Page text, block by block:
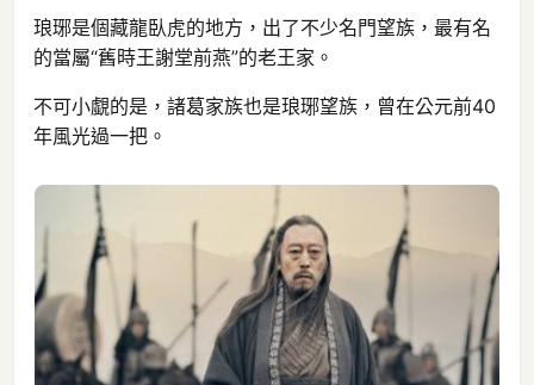
琅琊是個藏龍臥虎的地方，出了不少名門望族，最有名
的當屬“舊時王謝堂前燕”的老王家。
不可小覷的是，諸葛家族也是琅琊望族，曾在公元前40
年風光過一把。